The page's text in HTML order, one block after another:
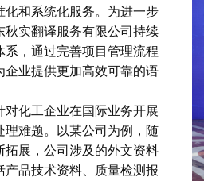
化和系统化服务。为进一步
秋实翻译服务有限公司持续
系，通过完善项目管理流程
企业提供更加高效可靠的语
对化工企业在国际业务开展
理难题。以某公司为例，随
拓展，公司涉及的外文资料
产品技术资料、质量检测报